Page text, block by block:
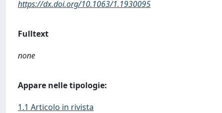
https://dx.doi.org/10.1063/1.1930095
Fulltext
none
Appare nelle tipologie:
1.1 Articolo in rivista